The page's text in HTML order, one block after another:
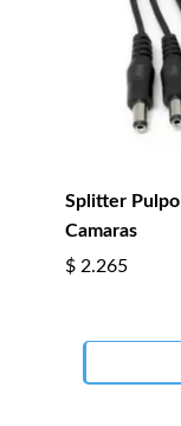
Splitter
Camaras
$ 2.265